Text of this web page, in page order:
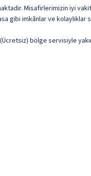
Misafirlerimizin iyi
gibi imkânlar ve kolaylıklar
bölge servisiyle